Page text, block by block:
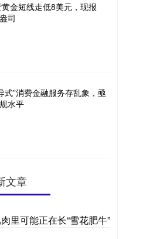
金短线走低8美元，现报
司
式”消费金融服务存乱象，亟
水平
文章
里可能正在长“雪花肥牛”